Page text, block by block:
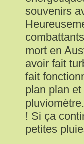
souvenirs
mort en
avoir fait
fait
plan plan
! Si ça
petites